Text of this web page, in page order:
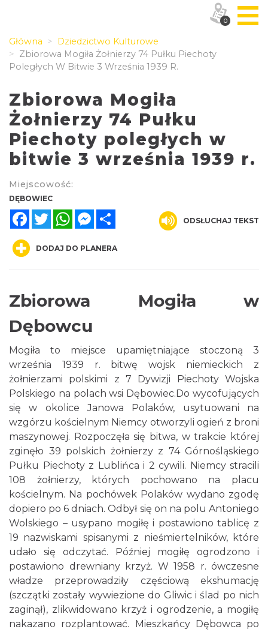
Główna
Dziedzictwo Kulturowe
Zbiorowa Mogiła Żołnierzy 74 Pułku Piechoty
Poległych W Bitwie 3 Września 1939 R.
Zbiorowa Mogiła
Żołnierzy 74 Pułku
Piechoty poległych w
bitwie 3 września 1939 r.
Miejscowość:
DĘBOWIEC
FacebookTwitterWhatsAppMessenger
ODSŁUCHAJ TEKST
DODAJ DO PLANERA
Zbiorowa Mogiła w
Dębowcu
Mogiła to miejsce upamiętniające stoczoną 3
września 1939 r. bitwę wojsk niemieckich z
żołnierzami polskimi z 7 Dywizji Piechoty Wojska
Polskiego na polach wsi Dębowiec.Do wycofujących
się w okolice Janowa Polaków, usytuowani na
wzgórzu kościelnym Niemcy otworzyli ogień z broni
maszynowej. Rozpoczęła się bitwa, w trakcie której
zginęło 39 polskich żołnierzy z 74 Górnośląskiego
Pułku Piechoty z Lublińca i 2 cywili. Niemcy stracili
108 żołnierzy, których pochowano na placu
kościelnym. Na pochówek Polaków wydano zgodę
dopiero po 6 dniach. Odbył się on na polu Antoniego
Wolskiego – usypano mogiłę i postawiono tablicę z
19 nazwiskami spisanymi z nieśmiertelników, które
udało się odczytać. Później mogiłę ogrodzono i
postawiono drewniany krzyż. W 1958 r. ówczesne
władze przeprowadziły częściową ekshumację
(szczątki zostały wywiezione do Gliwic i ślad po nich
zaginął), zlikwidowano krzyż i ogrodzenie, a mogiłę
nakazano rozplantować. Mieszkańcy Dębowca po
0